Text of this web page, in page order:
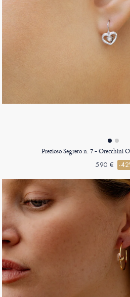
Prezioso Segreto n. 7 - Orecchini
590 € -